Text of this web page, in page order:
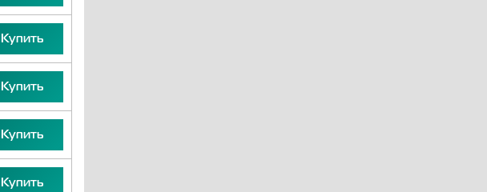
Купить
Купить
Купить
Купить